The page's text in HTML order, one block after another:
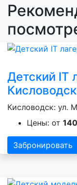
Детский IT
Кисловодск
Кисловодск: ул.
Цены: от
Забронировать